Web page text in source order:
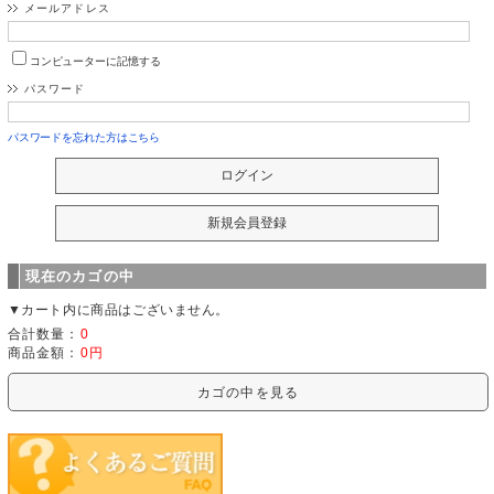
メールアドレス
コンピューターに記憶する
パスワード
パスワードを忘れた方はこちら
現在のカゴの中
▼カート内に商品はございません。
合計数量： 0
商品金額： 0円
カゴの中を見る